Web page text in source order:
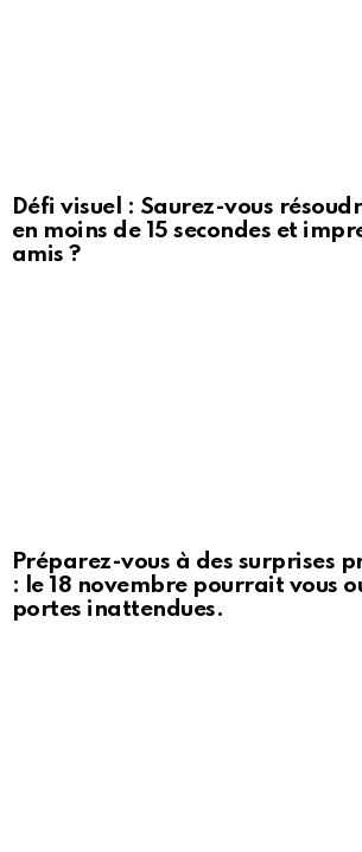
Défi visuel : Saurez-vous
en moins de 15 secondes et
amis ?
Préparez-vous à des surprises
: le 18 novembre pourrait vous
portes inattendues.